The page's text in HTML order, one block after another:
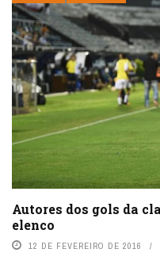
Autores dos gols da
elenco
12 DE FEVEREIRO DE 2016